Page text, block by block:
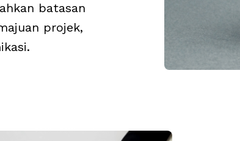
batasan
projek,